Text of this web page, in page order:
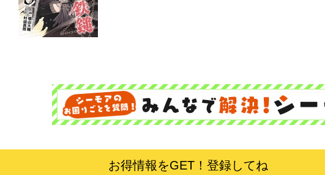
お得情報をGET！登録してね